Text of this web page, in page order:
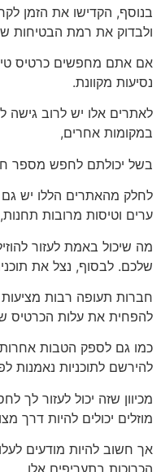
בנוסף, הקדישו את הזמן
ולבדוק את רמת הבטיחות
אם אתם מחפשים כרטיס
נסיעות מקוונת.
לאתרים אלו יש לרוב גישה
במקומות אחרים,
בשל יכולתם לחפש מספר
לחלק מהאתרים הללו יש גם
ערים וטיסות מרובות תחנות,
מה שיכול באמת לעזור
שלכם. לבסוף, נצל את
חברות תעופה רבות מציעות
להפחית את עלות הכרטיס
כמו גם לספק הטבות אחרות
להירשם לתוכניות נאמנות
מכיוון שזה יכול לעזור לך
מוזלים יכולים להיות דרך
אך חשוב להיות מודעים